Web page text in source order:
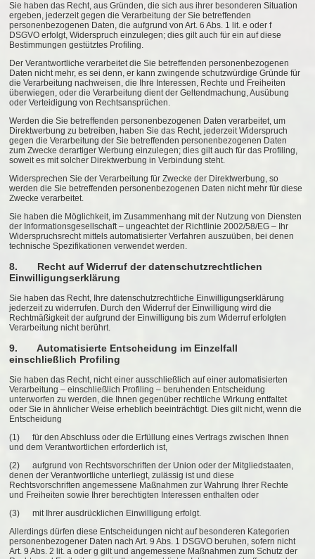
Sie haben das Recht, aus Gründen, die sich aus ihrer besonderen Situation
ergeben, jederzeit gegen die Verarbeitung der Sie betreffenden
personenbezogenen Daten, die aufgrund von Art. 6 Abs. 1 lit. e oder f
DSGVO erfolgt, Widerspruch einzulegen; dies gilt auch für ein auf diese
Bestimmungen gestütztes Profiling.
Der Verantwortliche verarbeitet die Sie betreffenden personenbezogenen
Daten nicht mehr, es sei denn, er kann zwingende schutzwürdige Gründe für
die Verarbeitung nachweisen, die Ihre Interessen, Rechte und Freiheiten
überwiegen, oder die Verarbeitung dient der Geltendmachung, Ausübung
oder Verteidigung von Rechtsansprüchen.
Werden die Sie betreffenden personenbezogenen Daten verarbeitet, um
Direktwerbung zu betreiben, haben Sie das Recht, jederzeit Widerspruch
gegen die Verarbeitung der Sie betreffenden personenbezogenen Daten
zum Zwecke derartiger Werbung einzulegen; dies gilt auch für das Profiling,
soweit es mit solcher Direktwerbung in Verbindung steht.
Widersprechen Sie der Verarbeitung für Zwecke der Direktwerbung, so
werden die Sie betreffenden personenbezogenen Daten nicht mehr für diese
Zwecke verarbeitet.
Sie haben die Möglichkeit, im Zusammenhang mit der Nutzung von Diensten
der Informationsgesellschaft – ungeachtet der Richtlinie 2002/58/EG – Ihr
Widerspruchsrecht mittels automatisierter Verfahren auszuüben, bei denen
technische Spezifikationen verwendet werden.
8. Recht auf Widerruf der datenschutzrechtlichen
Einwilligungserklärung
Sie haben das Recht, Ihre datenschutzrechtliche Einwilligungserklärung
jederzeit zu widerrufen. Durch den Widerruf der Einwilligung wird die
Rechtmäßigkeit der aufgrund der Einwilligung bis zum Widerruf erfolgten
Verarbeitung nicht berührt.
9. Automatisierte Entscheidung im Einzelfall
einschließlich Profiling
Sie haben das Recht, nicht einer ausschließlich auf einer automatisierten
Verarbeitung – einschließlich Profiling – beruhenden Entscheidung
unterworfen zu werden, die Ihnen gegenüber rechtliche Wirkung entfaltet
oder Sie in ähnlicher Weise erheblich beeinträchtigt. Dies gilt nicht, wenn die
Entscheidung
(1) für den Abschluss oder die Erfüllung eines Vertrags zwischen Ihnen
und dem Verantwortlichen erforderlich ist,
(2) aufgrund von Rechtsvorschriften der Union oder der Mitgliedstaaten,
denen der Verantwortliche unterliegt, zulässig ist und diese
Rechtsvorschriften angemessene Maßnahmen zur Wahrung Ihrer Rechte
und Freiheiten sowie Ihrer berechtigten Interessen enthalten oder
(3) mit Ihrer ausdrücklichen Einwilligung erfolgt.
Allerdings dürfen diese Entscheidungen nicht auf besonderen Kategorien
personenbezogener Daten nach Art. 9 Abs. 1 DSGVO beruhen, sofern nicht
Art. 9 Abs. 2 lit. a oder g gilt und angemessene Maßnahmen zum Schutz der